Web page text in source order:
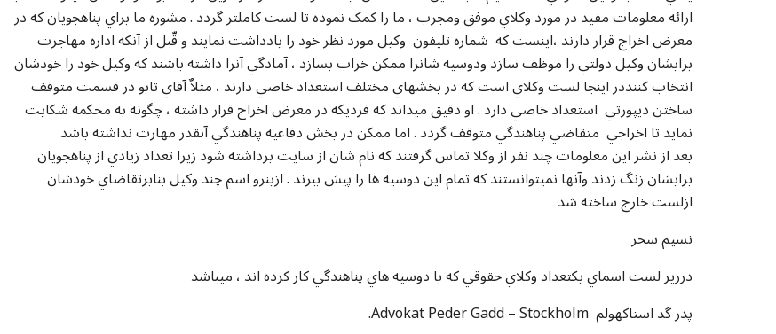
ارائه معلومات مفيد در مورد وکلاي موفق ومجرب ، ما را کمک نموده تا لست کاملتر گردد . مشوره ما براي پناهجويان که در
معرض اخراج قرار دارند ،اينست که شماره تليفون وکيل مورد نظر خود را يادداشت نمايند و قّبل از آنکه اداره مهاجرت
برايشان وکيل دولتي را موظف سازد ودوسيه شانرا ممکن خراب بسازد ، آمادگي آنرا داشته باشند که وکيل خود را خودشان
انتخاب کننددر اينجا لست وکلاي است که در بخشهاي مختلف استعداد خاصي دارند ، مثلاٌ آقاي تابو در قسمت متوقف
ساختن ديپورتي استعداد خاصي دارد . او دقيق ميداند که فرديکه در معرض اخراج قرار داشته ، چگونه به محکمه شکايت
نمايد تا اخراجي متقاضي پناهندگي متوقف گردد . اما ممکن در بخش دفاعيه پناهندگي آنقدر مهارت نداشته باشد
بعد از نشر اين معلومات چند نفر از وکلا تماس گرفتند که نام شان از سايت برداشته شود زيرا تعداد زيادي از پناهجويان
برايشان زنگ زدند وآنها نميتوانستند که تمام اين دوسيه ها را پيش ببرند . ازينرو اسم چند وکيل بنابرتقاضاي خودشان
ازلست خارج ساخته شد
نسيم سحر
درزير لست اسماي يکتعداد وکلاي حقوقي که با دوسيه هاي پناهندگي کار کرده اند ، ميباشد
پدر گد استاکهولم Advokat Peder Gadd – Stockholm.